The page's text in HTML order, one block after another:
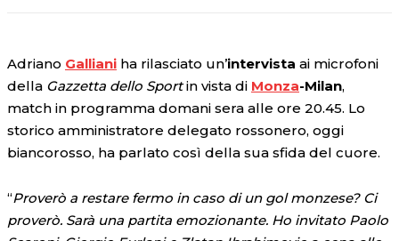
Adriano Galliani ha rilasciato un’intervista ai microfoni
della Gazzetta dello Sportin vista di Monza-Milan,
match in programma domani sera alle ore 20.45. Lo
storico amministratore delegato rossonero, oggi
biancorosso, ha parlato così della sua sfida del cuore.
“Proverò a restare fermo in caso di un gol monzese? Ci
proverò. Sarà una partita emozionante. Ho invitato Paolo